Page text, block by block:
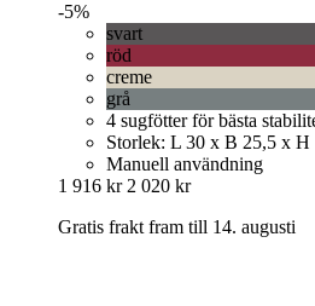
-5%
svart
röd
creme
grå
4 sugfötter för bästa
Storlek: L 30 x B 25,5 x H
Manuell användning
1 916 kr 2 020 kr
Gratis frakt fram till 14. augusti